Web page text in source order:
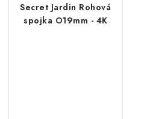
Secret Jardin Rohová
spojka O19mm - 4K